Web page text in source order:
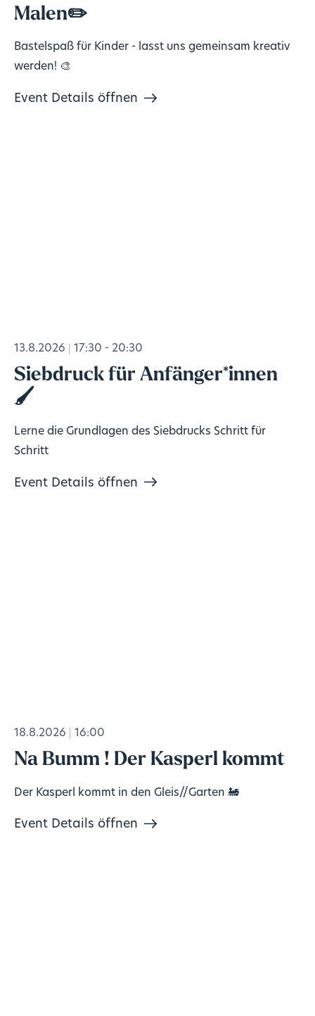
Malen✏️
Bastelspaß für Kinder - lasst uns gemeinsam kreativ
werden! 🎨
Event Details öffnen
13.8.2026 17:30 - 20:30
Siebdruck für Anfänger*innen
🖌️
Lerne die Grundlagen des Siebdrucks Schritt für
Schritt
Event Details öffnen
18.8.2026 16:00
Na Bumm ! Der Kasperl kommt
Der Kasperl kommt in den Gleis//Garten 🚂
Event Details öffnen